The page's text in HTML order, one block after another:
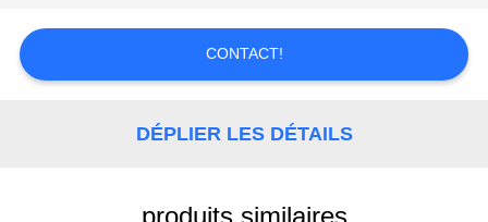
DEMANDEZ
CONTACT!
DÉPLIER LES DÉTAILS
produits similaires